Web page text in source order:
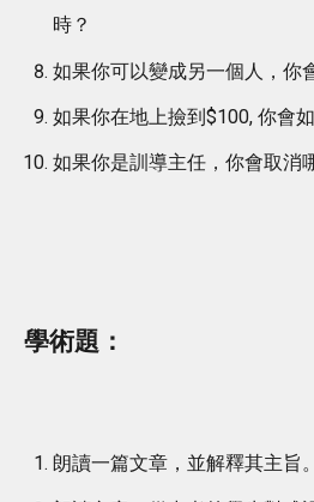
時？
如果你可以變成另一個人，你
如果你在地上撿到$100, 你會
如果你是訓導主任，你會取消
學術題：
朗讀一篇文章，並解釋其主旨。